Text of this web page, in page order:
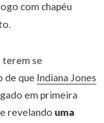
com chapéu
terem se
de que Indiana Jones
em primeira
revelando uma